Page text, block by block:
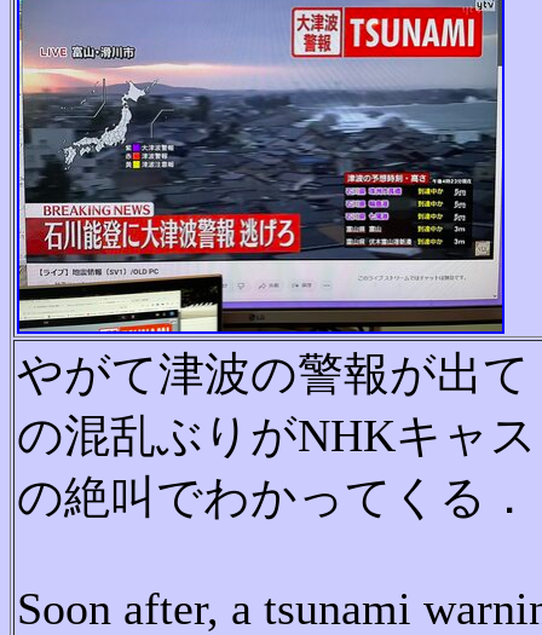
やがて津波の警報が出て
の混乱ぶ り がNHKキ ャ ス
の絶叫 でわかってくる．
Soon after, a tsunami